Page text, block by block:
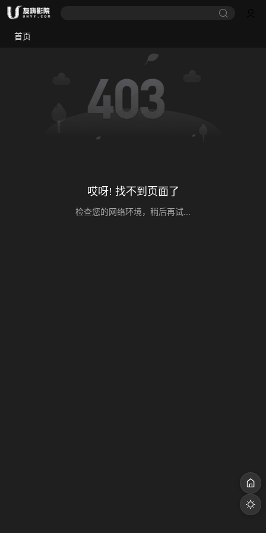
首页
哎呀! 找不到页面了
检查您的网络环境，稍后再试...